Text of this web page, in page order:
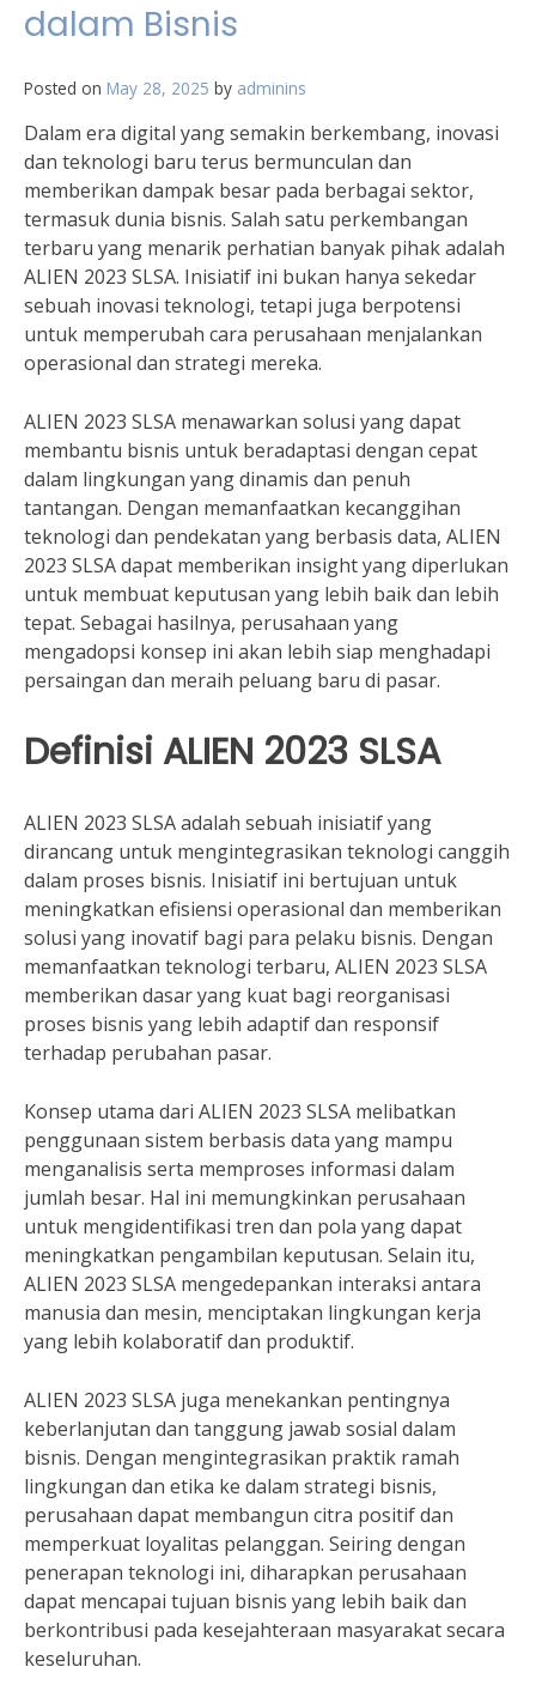
dalam Bisnis
Posted on May 28, 2025 by adminins
Dalam era digital yang semakin berkembang, inovasi
dan teknologi baru terus bermunculan dan
memberikan dampak besar pada berbagai sektor,
termasuk dunia bisnis. Salah satu perkembangan
terbaru yang menarik perhatian banyak pihak adalah
ALIEN 2023 SLSA. Inisiatif ini bukan hanya sekedar
sebuah inovasi teknologi, tetapi juga berpotensi
untuk memperubah cara perusahaan menjalankan
operasional dan strategi mereka.
ALIEN 2023 SLSA menawarkan solusi yang dapat
membantu bisnis untuk beradaptasi dengan cepat
dalam lingkungan yang dinamis dan penuh
tantangan. Dengan memanfaatkan kecanggihan
teknologi dan pendekatan yang berbasis data, ALIEN
2023 SLSA dapat memberikan insight yang diperlukan
untuk membuat keputusan yang lebih baik dan lebih
tepat. Sebagai hasilnya, perusahaan yang
mengadopsi konsep ini akan lebih siap menghadapi
persaingan dan meraih peluang baru di pasar.
Definisi ALIEN 2023 SLSA
ALIEN 2023 SLSA adalah sebuah inisiatif yang
dirancang untuk mengintegrasikan teknologi canggih
dalam proses bisnis. Inisiatif ini bertujuan untuk
meningkatkan efisiensi operasional dan memberikan
solusi yang inovatif bagi para pelaku bisnis. Dengan
memanfaatkan teknologi terbaru, ALIEN 2023 SLSA
memberikan dasar yang kuat bagi reorganisasi
proses bisnis yang lebih adaptif dan responsif
terhadap perubahan pasar.
Konsep utama dari ALIEN 2023 SLSA melibatkan
penggunaan sistem berbasis data yang mampu
menganalisis serta memproses informasi dalam
jumlah besar. Hal ini memungkinkan perusahaan
untuk mengidentifikasi tren dan pola yang dapat
meningkatkan pengambilan keputusan. Selain itu,
ALIEN 2023 SLSA mengedepankan interaksi antara
manusia dan mesin, menciptakan lingkungan kerja
yang lebih kolaboratif dan produktif.
ALIEN 2023 SLSA juga menekankan pentingnya
keberlanjutan dan tanggung jawab sosial dalam
bisnis. Dengan mengintegrasikan praktik ramah
lingkungan dan etika ke dalam strategi bisnis,
perusahaan dapat membangun citra positif dan
memperkuat loyalitas pelanggan. Seiring dengan
penerapan teknologi ini, diharapkan perusahaan
dapat mencapai tujuan bisnis yang lebih baik dan
berkontribusi pada kesejahteraan masyarakat secara
keseluruhan.